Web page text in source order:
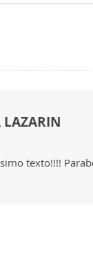
texto!!!!